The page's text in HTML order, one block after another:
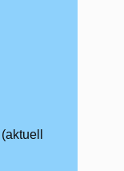
(aktuell